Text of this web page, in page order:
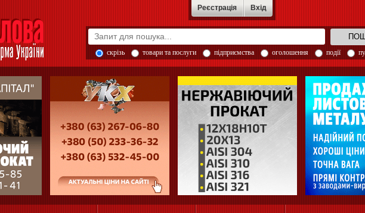
Реєстрація Вхід
скрізь товари та послуги підприємства оголошення події